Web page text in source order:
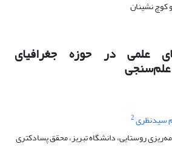
علمی در حوزه جغرافیای
علم‌‌سنجی
سیدنظری2
روستایی، دانشگاه تبریز، محقق پسادکتری